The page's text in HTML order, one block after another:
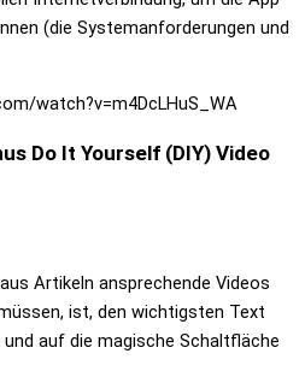
(die Systemanforderungen und
watch?v=m4DcLHuS_WA
Do It Yourself (DIY) Video
Artikeln ansprechende Videos
ist, den wichtigsten Text
auf die magische Schaltfläche